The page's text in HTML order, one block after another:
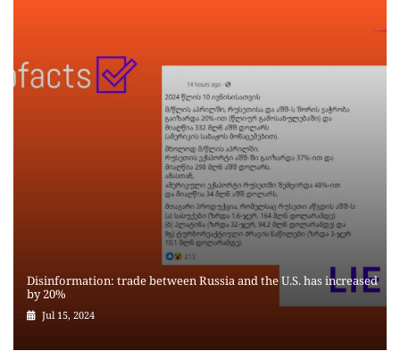
Disinformation: trade between Russia and the U.S. has increased
by 20%
Jul 15, 2024